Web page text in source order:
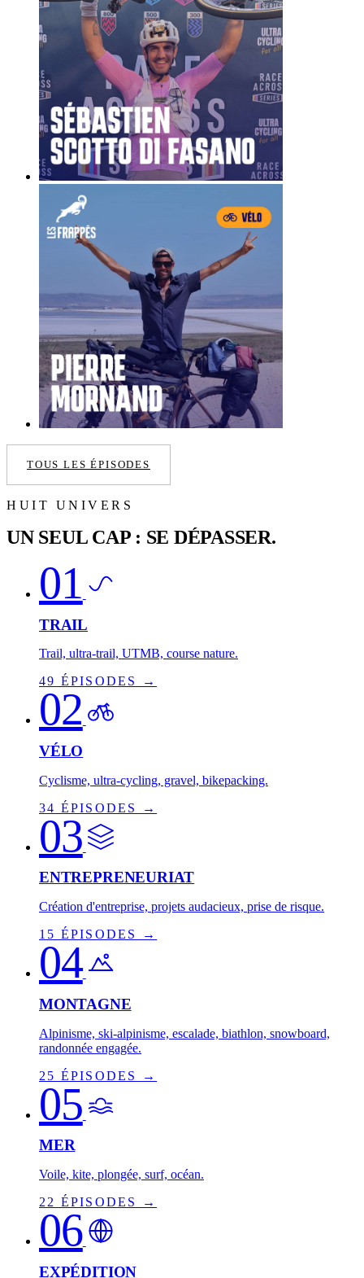
TOUS LES ÉPISODES
HUIT UNIVERS
UN SEUL CAP : SE DÉPASSER.
01
TRAIL
Trail, ultra-trail, UTMB, course nature.
49 ÉPISODES →
02
VÉLO
Cyclisme, ultra-cycling, gravel, bikepacking.
34 ÉPISODES →
03
ENTREPRENEURIAT
Création d'entreprise, projets audacieux, prise de risque.
15 ÉPISODES →
04
MONTAGNE
Alpinisme, ski-alpinisme, escalade, biathlon, snowboard,
randonnée engagée.
25 ÉPISODES →
05
MER
Voile, kite, plongée, surf, océan.
22 ÉPISODES →
06
EXPÉDITION